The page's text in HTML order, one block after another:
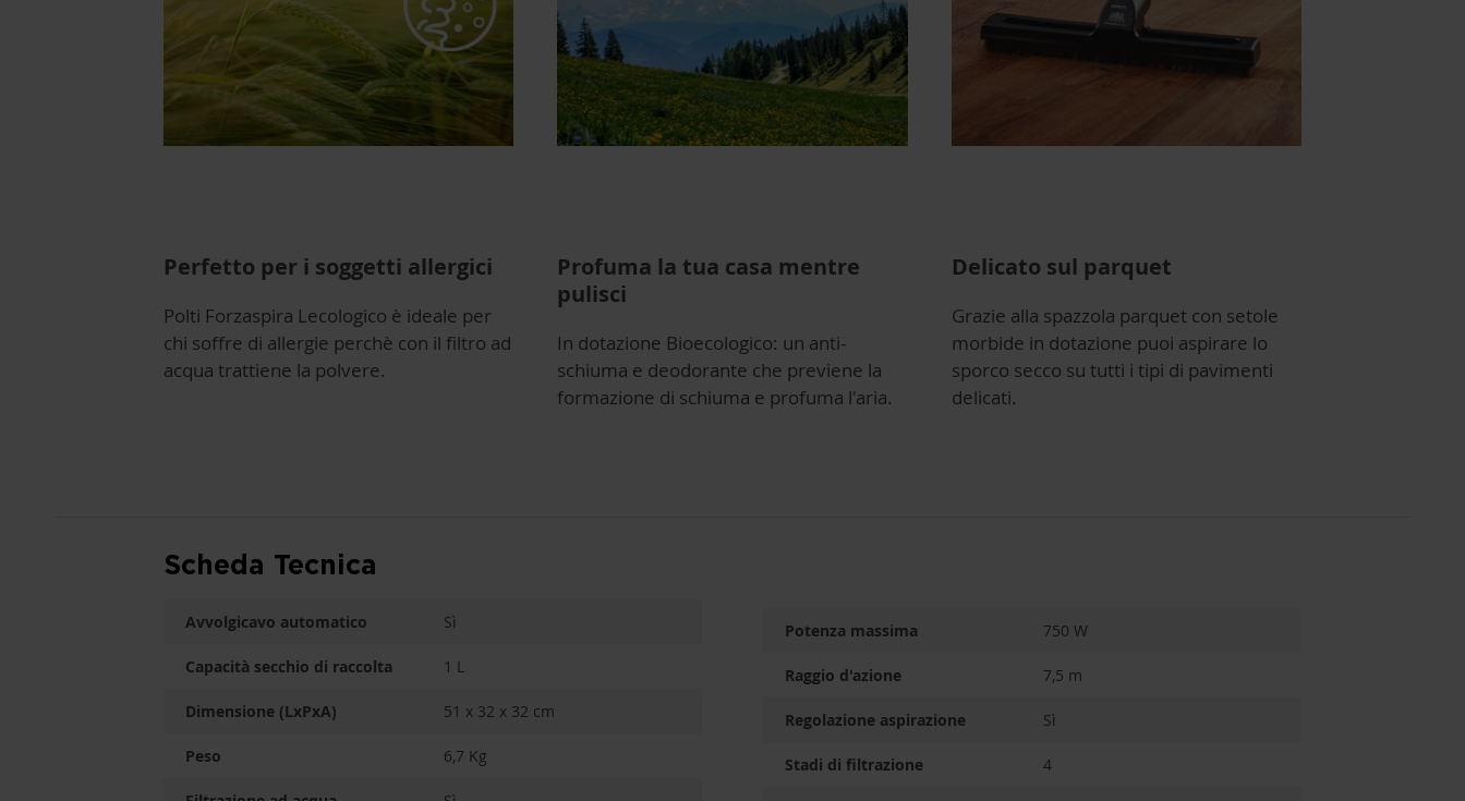
Perfetto per i soggetti allergici
Polti Forzaspira Lecologico è ideale per
chi soffre di allergie perchè con il filtro ad
acqua trattiene la polvere.
Profuma la tua casa mentre
pulisci
In dotazione Bioecologico: un anti-
schiuma e deodorante che previene la
formazione di schiuma e profuma l'aria.
Delicato sul parquet
Grazie alla spazzola parquet con setole
morbide in dotazione puoi aspirare lo
sporco secco su tutti i tipi di pavimenti
delicati.
Scheda Tecnica
Avvolgicavo automatico Sì
Capacità secchio di raccolta 1 L
Dimensione (LxPxA) 51 x 32 x 32 cm
Peso 6,7 Kg
Potenza massima 750 W
Raggio d'azione 7,5 m
Regolazione aspirazione Sì
Stadi di filtrazione 4